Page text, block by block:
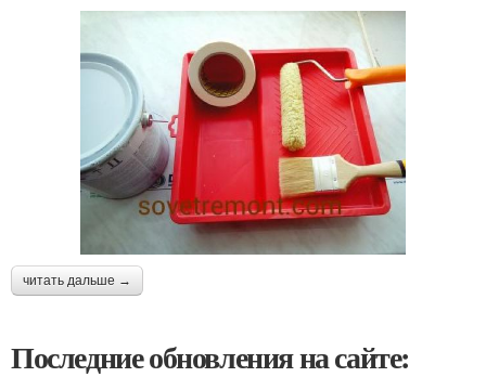
читать дальше →
Последние обновления на сайте: